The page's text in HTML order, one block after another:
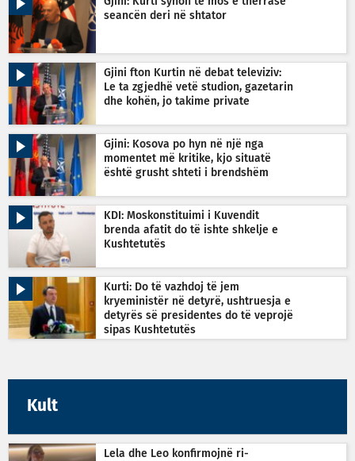
seancën deri në shtator
Gjini fton Kurtin në debat televiziv:
Le ta zgjedhë vetë studion, gazetarin
dhe kohën, jo takime private
Gjini: Kosova po hyn në një nga
momentet më kritike, kjo situatë
është grusht shteti i brendshëm
KDI: Moskonstituimi i Kuvendit
brenda afatit do të ishte shkelje e
Kushtetutës
Kurti: Do të vazhdoj të jem
kryeministër në detyrë, ushtruesja e
detyrës së presidentes do të veprojë
sipas Kushtetutës
Kult
Lela dhe Leo konfirmojnë ri-